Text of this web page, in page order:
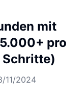
mit
pro
Schritte)
11/2024